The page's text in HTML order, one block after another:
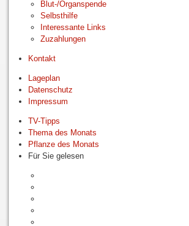
Blut-/Organspende
Selbsthilfe
Interessante Links
Zuzahlungen
Kontakt
Lageplan
Datenschutz
Impressum
TV-Tipps
Thema des Monats
Pflanze des Monats
Für Sie gelesen